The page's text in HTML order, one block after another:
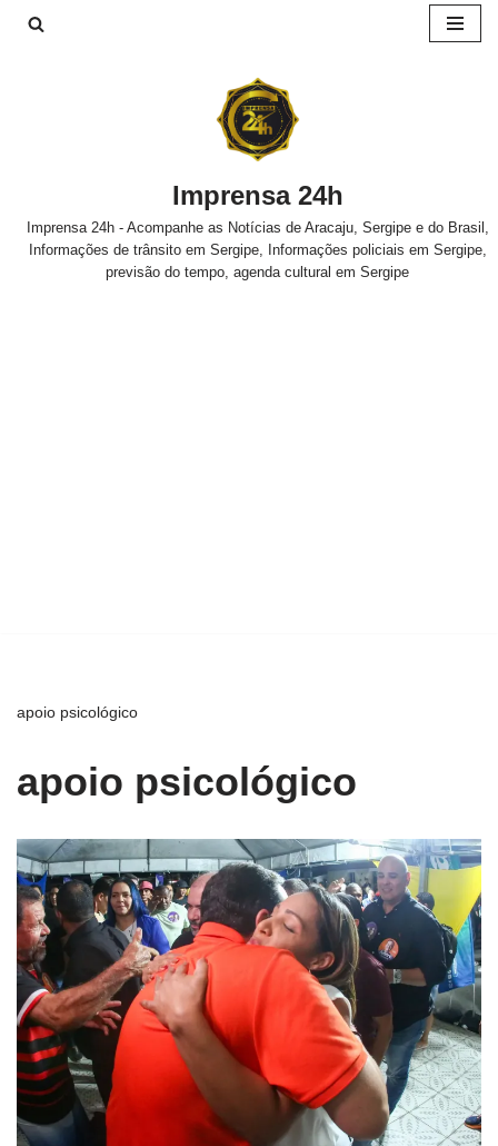
Imprensa 24h
Imprensa 24h - Acompanhe as Notícias de Aracaju, Sergipe e do Brasil,
Informações de trânsito em Sergipe, Informações policiais em Sergipe,
previsão do tempo, agenda cultural em Sergipe
apoio psicológico
apoio psicológico